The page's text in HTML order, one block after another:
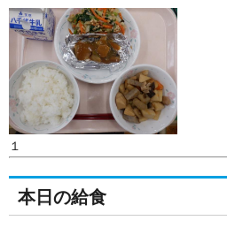
１
本日の給食